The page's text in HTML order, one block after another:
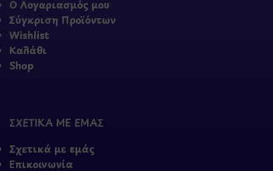
Ο Λογαριασμός μου
Σύγκριση Προϊόντων
Wishlist
Καλάθι
Shop
ΣΧΕΤΙΚΑ ΜΕ ΕΜΑΣ
Σχετικά με εμάς
Επικοινωνία